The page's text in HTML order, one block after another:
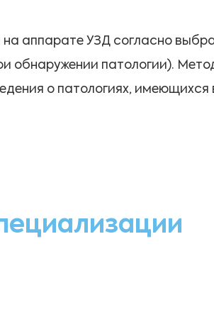
на аппарате УЗД согласно
обнаружении патологии).
о патологиях,